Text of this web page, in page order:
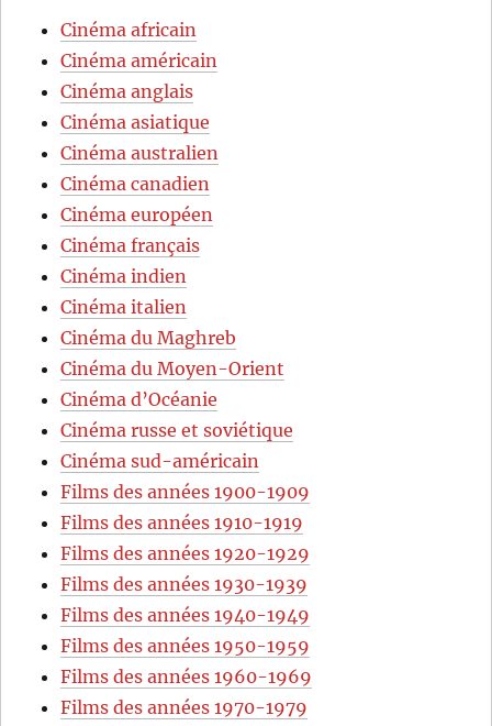
Cinéma africain
Cinéma américain
Cinéma anglais
Cinéma asiatique
Cinéma australien
Cinéma canadien
Cinéma européen
Cinéma français
Cinéma indien
Cinéma italien
Cinéma du Maghreb
Cinéma du Moyen-Orient
Cinéma d’Océanie
Cinéma russe et soviétique
Cinéma sud-américain
Films des années 1900-1909
Films des années 1910-1919
Films des années 1920-1929
Films des années 1930-1939
Films des années 1940-1949
Films des années 1950-1959
Films des années 1960-1969
Films des années 1970-1979